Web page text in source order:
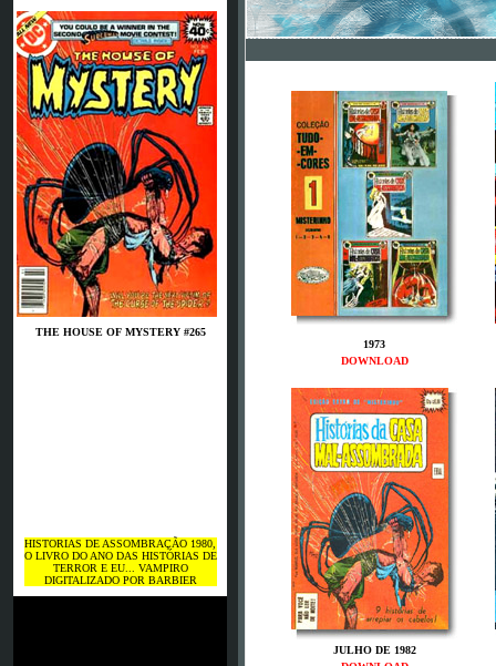
THE HOUSE OF MYSTERY #265
HISTORIAS DE ASSOMBRAÇÃO 1980,
O LIVRO DO ANO DAS HISTÓRIAS DE
TERROR E EU... VAMPIRO
DIGITALIZADO POR BARBIER
1973
DOWNLOAD
JULHO DE 1982